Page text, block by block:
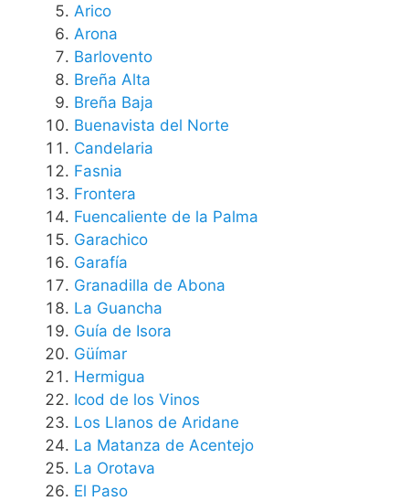
Arico
Arona
Barlovento
Breña Alta
Breña Baja
Buenavista del Norte
Candelaria
Fasnia
Frontera
Fuencaliente de la Palma
Garachico
Garafía
Granadilla de Abona
La Guancha
Guía de Isora
Güímar
Hermigua
Icod de los Vinos
Los Llanos de Aridane
La Matanza de Acentejo
La Orotava
El Paso